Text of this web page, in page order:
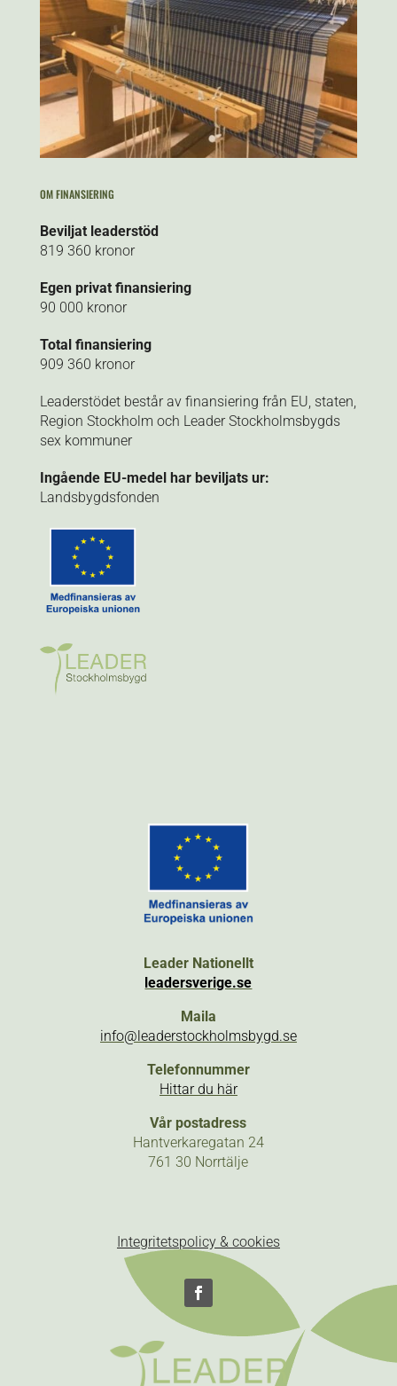
OM FINANSIERING
Beviljat leaderstöd
819 360 kronor
Egen privat finansiering
90 000 kronor
Total finansiering
909 360 kronor
Leaderstödet består av finansiering från EU, staten,
Region Stockholm och Leader Stockholmsbygds
sex kommuner
Ingående EU-medel har beviljats ur:
Landsbygdsfonden
Leader Nationellt
leadersverige.se
Maila
info@leaderstockholmsbygd.se
Telefonnummer
Hittar du här
Vår postadress
Hantverkaregatan 24
761 30 Norrtälje
Integritetspolicy & cookies